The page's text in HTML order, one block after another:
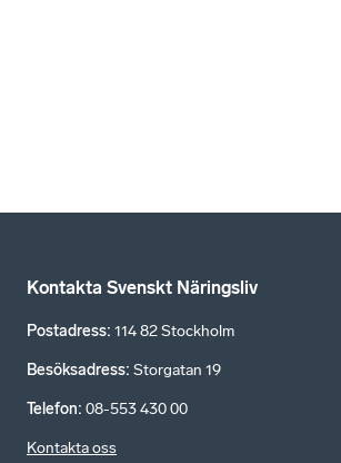
Kontakta Svenskt Näringsliv
Postadress: 114 82 Stockholm
Besöksadress: Storgatan 19
Telefon: 08-553 430 00
Kontakta oss